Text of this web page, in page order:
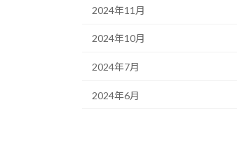
2024年11月
2024年10月
2024年7月
2024年6月